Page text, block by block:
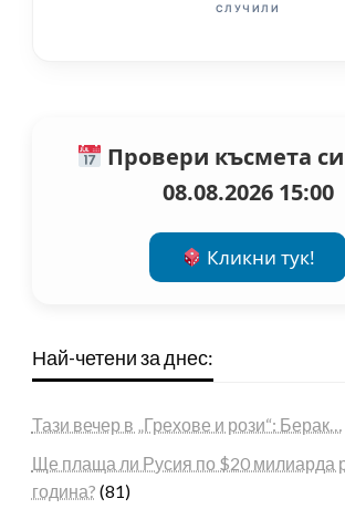
СЛУЧИЛИ
Провери късмета си
08.08.2026 15:00
Кликни тук!
Най-четени за днес:
Тази вечер в „Грехове и рози“: Берак…
Ще плаща ли Русия по $20 милиарда
година? (81)